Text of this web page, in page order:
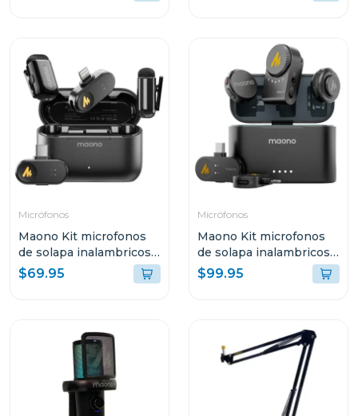
Micrófonos
Maono Kit microfonos
de solapa inalambricos
wave t1 mini
$69.95
Micrófonos
Maono Kit microfonos
de solapa inalambricos
wave t5
$99.95